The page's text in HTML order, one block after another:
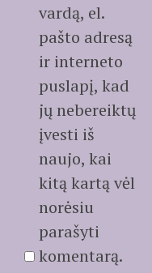
vardą, el.
pašto adresą
ir interneto
puslapį, kad
jų nebereiktų
įvesti iš
naujo, kai
kitą kartą vėl
norėsiu
parašyti
komentarą.